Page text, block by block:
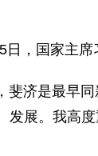
日，国家主席
斐济是最早
发展。我高